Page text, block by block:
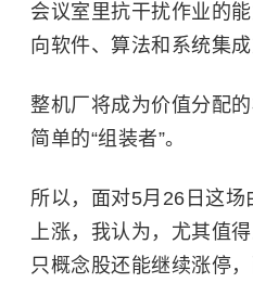
会议室里抗干扰作业的
向软件、算法和系统集成
整机厂将成为价值分配
简单的“组装者”。
所以，面对5月26日这
上涨，我认为，尤其值
只概念股还能继续涨停